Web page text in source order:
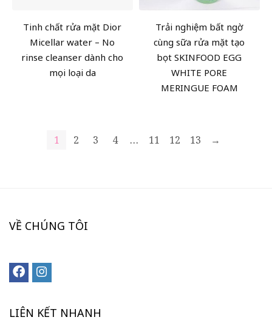
Tinh chất rửa mặt Dior
Micellar water – No
rinse cleanser dành cho
mọi loại da
Trải nghiệm bất ngờ
cùng sữa rửa mặt tạo
bọt SKINFOOD EGG
WHITE PORE
MERINGUE FOAM
1 2 3 4 … 11 12 13 →
VỀ CHÚNG TÔI
LIÊN KẾT NHANH